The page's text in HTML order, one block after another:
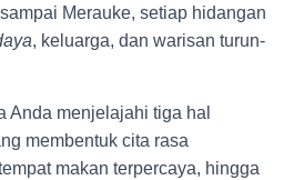
Merauke, setiap hidangan
, keluarga, dan warisan turun-
Anda menjelajahi tiga hal
membentuk cita rasa
makan terpercaya, hingga